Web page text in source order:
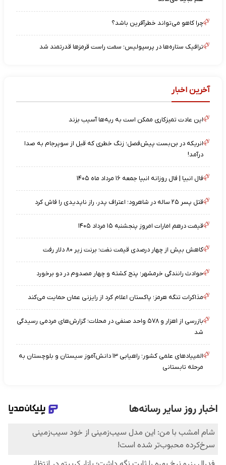
چرا کاهو می‌تواند خطرآفرین باشد؟
ترافیک ستاره‌ها در پرسپولیس؛ سمت راست قرمزها قدرتمند شد
آخرین اخبار
این عادت تمیزکاری ممکن است به ریه‌ها آسیب بزند
انریکه در بن‌بست پیش‌فصل؛ زنگ خطری که قبل از سوپرجام به صدا
درآمد!
فال انبیا | فال روزانه انبیا جمعه ۱۶ مرداد ماه ۱۴۰۵
قتل پسر ۲۵ ساله در شاهرود؛ اعتراف پدر، راز ناپدیدی را فاش کرد
قیمت درهم امارات امروز پنجشنبه ۱۵ مرداد ۱۴۰۵
کاهش بیش از چهار درصدی قیمت نفت؛ برنت زیر ۸۰ دلار رفت
حوادث رانندگی خرمشهر؛ پنج کشته و چهار مصدوم در دو برخورد
مذاکرات تنگه هرمز؛ پاکستان اعلام کرد از رایزنی عمان حمایت می‌کند
بازرسی از ۱‌هزار و ۵۷۸ واحد صنفی در محلات؛ گزارش‌های مردمی رسیدگی
شد
المپیادهای علمی کشور؛ راهیابی ۱۳ دانش‌آموز سیستان و بلوچستان به
مرحله تابستانی